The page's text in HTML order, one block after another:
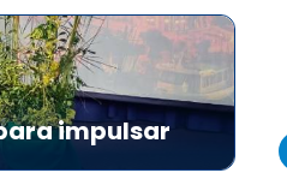
impulsar